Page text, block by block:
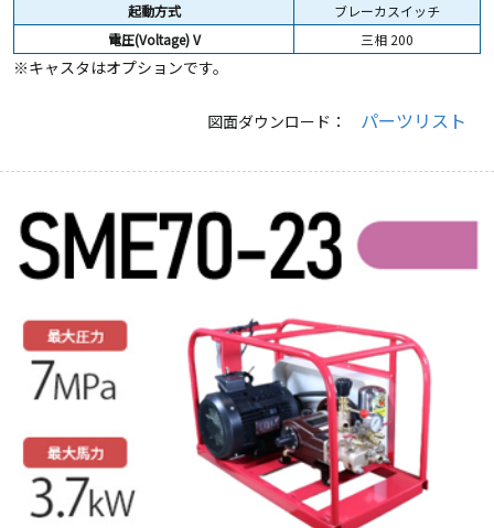
起動方式
ブレーカスイッチ
電圧(Voltage) V
三相 200
※キャスタはオプションです。
図面ダウンロード： パーツリスト